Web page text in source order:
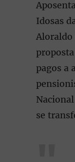
Idosas
Aloraldo
pagos a
se